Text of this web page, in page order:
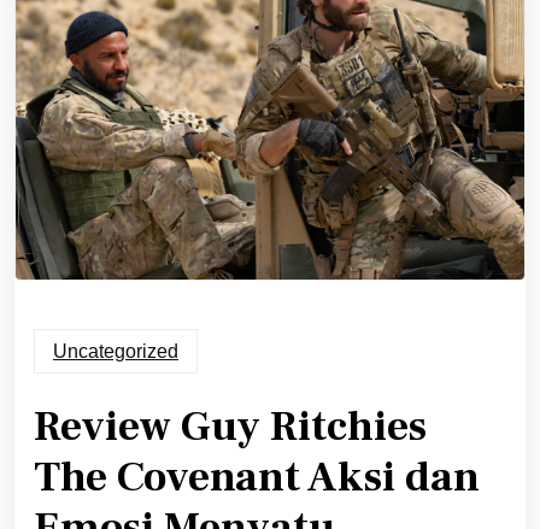
Uncategorized
Review Guy Ritchies
The Covenant Aksi dan